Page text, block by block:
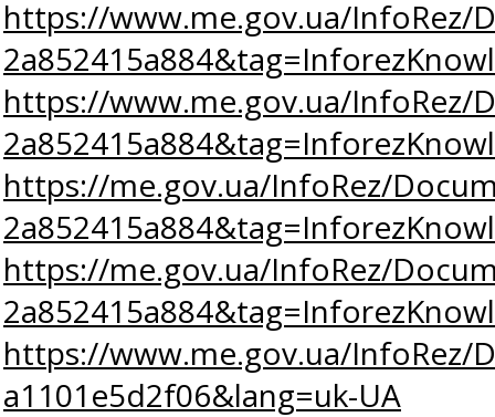
https://www.me.gov.ua/InfoRez/
https://www.me.gov.ua/InfoRez/
https://me.gov.ua/InfoRez/
https://me.gov.ua/InfoRez/
https://www.me.gov.ua/InfoRez/
a1101e5d2f06&lang=uk-UA